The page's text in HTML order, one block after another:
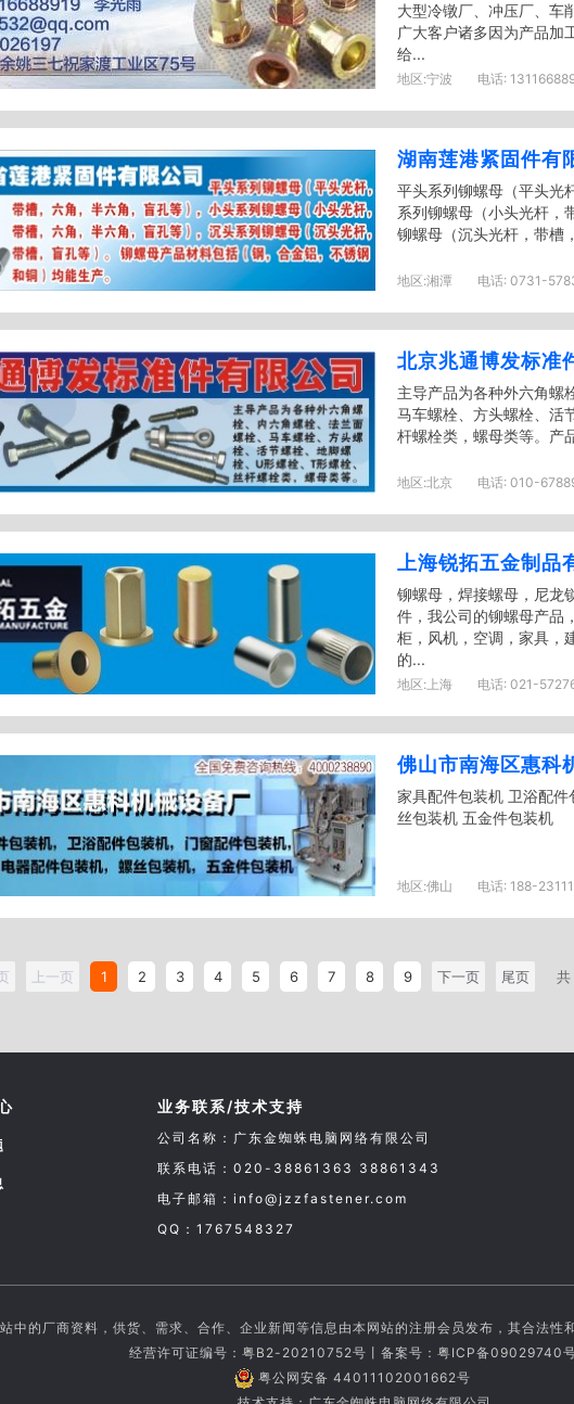
大型冷镦厂、冲压厂、车
广大客户诸多因为产品加
给...
地区:宁波 电话:
湖南莲港紧固件有
平头系列铆螺母（平头光
系列铆螺母（小头光杆，
铆螺母（沉头光杆，带槽
地区:湘潭 电话: 0731-
北京兆通博发标准
主导产品为各种外六角螺
马车螺栓、方头螺栓、活
杆螺栓类，螺母类等。
地区:北京 电话: 010-
上海锐拓五金制品
铆螺母，焊接螺母，尼龙
件，我公司的铆螺母产品
柜，风机，空调，家具，
的...
地区: 上海 电话: 021-
佛山市南海区惠科
家具配件包装机 卫浴配
丝包装机 五金件包装机
地区:佛山 电话: 188-
上一页 1 2 3 4 5 6 7 8 9 下一页 尾页
业务联系/技术支持
公司名称：广东金蜘蛛电脑网络有限公司
联系电话：020-38861363 38861343
电子邮箱：info@jzzfastener.com
QQ：1767548327
中的厂商资料，供货、需求、合作、企业新闻等信息由本网站的注册会员发布，其合法性
经营许可证编号：粤B2-20210752号丨备案号： 粤ICP备09029740
粤公网安备 44011102001662号